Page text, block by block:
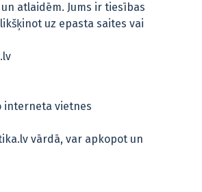
atlaidēm. Jums ir tiesības
uz epasta saites vai
interneta vietnes
vārdā, var apkopot un